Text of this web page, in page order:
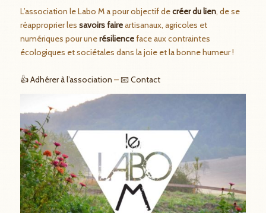
L’association le Labo M a pour objectif decréer du lien, de se
réapproprier les savoirs faireartisanaux, agricoles et
numériques pour unerésilienceface aux contraintes
écologiques et sociétales dans la joie et la bonne humeur !
👍 Adhérer à l’association –📧 Contact